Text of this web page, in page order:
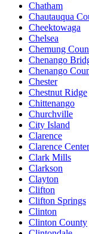
Chatham
Chautauqua
Cheektowaga
Chelsea
Chemung
Chenango
Chenango
Chester
Chestnut Ridge
Chittenango
Churchville
City Island
Clarence
Clarence Center
Clark Mills
Clarkson
Clayton
Clifton
Clifton Springs
Clinton
Clinton County